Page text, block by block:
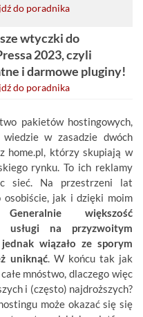
do poradnika
wtyczki do
2023, czyli
i darmowe pluginy!
do poradnika
pakietów hostingowych,
w zasadzie dwóch
home.pl, którzy skupiają w
rynku. To ich reklamy
sieć. Na przestrzeni lat
osobiście, jak i dzięki moim
Generalnie większość
usługi na przyzwoitym
wiązało ze sporym
uniknąć. W końcu tak jak
mnóstwo, dlaczego więc
i (często) najdroższych?
może okazać się się